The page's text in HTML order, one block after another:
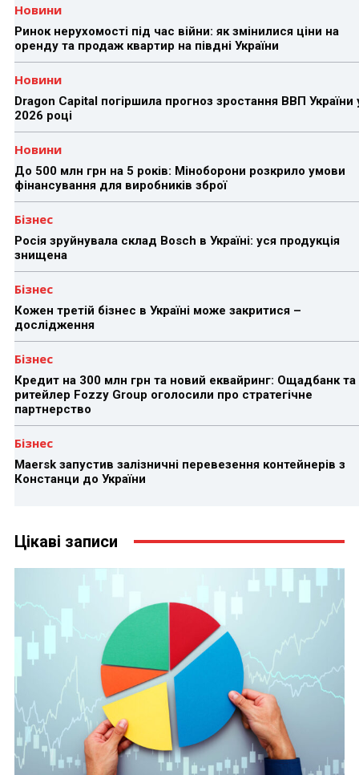
Новини
Ринок нерухомості під час війни: як змінилися ціни на
оренду та продаж квартир на півдні України
Новини
Dragon Capital погіршила прогноз зростання ВВП України
2026 році
Новини
До 500 млн грн на 5 років: Міноборони розкрило умови
фінансування для виробників зброї
Бізнес
Росія зруйнувала склад Bosch в Україні: уся продукція
знищена
Бізнес
Кожен третій бізнес в Україні може закритися –
дослідження
Бізнес
Кредит на 300 млн грн та новий еквайринг: Ощадбанк та
ритейлер Fozzy Group оголосили про стратегічне
партнерство
Бізнес
Maersk запустив залізничні перевезення контейнерів з
Констанци до України
Цікаві записи